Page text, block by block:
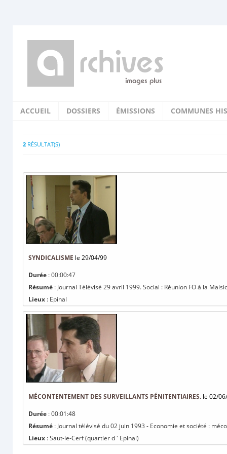
ACCUEIL DOSSIERS ÉMISSIONS COMMUNES
2 RÉSULTAT(S)
SYNDICALISME le 29/04/99
Durée : 00:00:47
Résumé : Journal Télévisé 29 avril 1999. Social : Réunion FO à la
Lieux : Epinal
MÉCONTENTEMENT DES SURVEILLANTS PÉNITENTIAIRES. le 02/
Durée : 00:01:48
Résumé : Journal télévisé du 02 juin 1993 - Economie et société :
Lieux : Saut-le-Cerf (quartier d ' Epinal)